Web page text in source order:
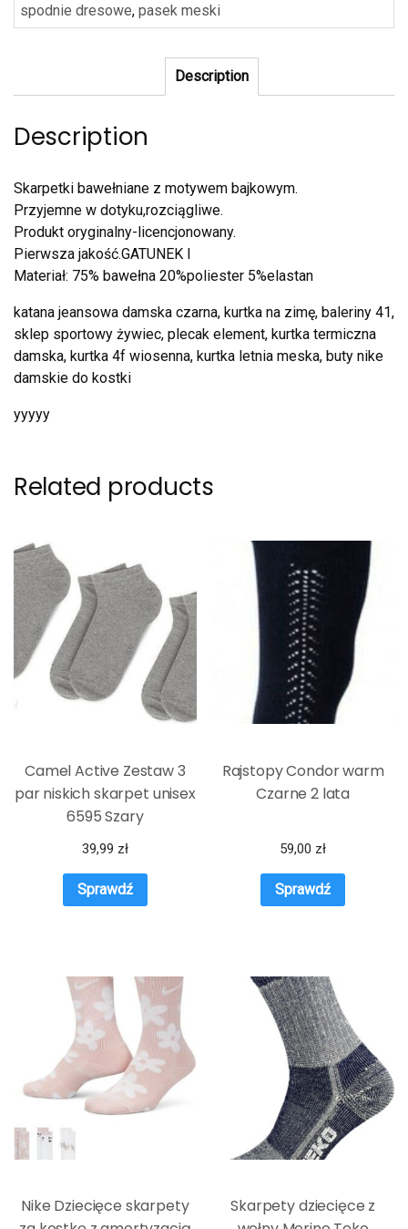
spodnie dresowe, pasek meski
Description
Description
Skarpetki bawełniane z motywem bajkowym.
Przyjemne w dotyku,rozciągliwe.
Produkt oryginalny-licencjonowany.
Pierwsza jakość.GATUNEK I
Materiał: 75% bawełna 20%poliester 5%elastan
katana jeansowa damska czarna, kurtka na zimę, baleriny 41,
sklep sportowy żywiec, plecak element, kurtka termiczna
damska, kurtka 4f wiosenna, kurtka letnia meska, buty nike
damskie do kostki
yyyyy
Related products
Camel Active Zestaw 3
par niskich skarpet unisex
6595 Szary
39,99 zł
Sprawdź
Rajstopy Condor warm
Czarne 2 lata
59,00 zł
Sprawdź
Nike Dziecięce skarpety
Skarpety dziecięce z